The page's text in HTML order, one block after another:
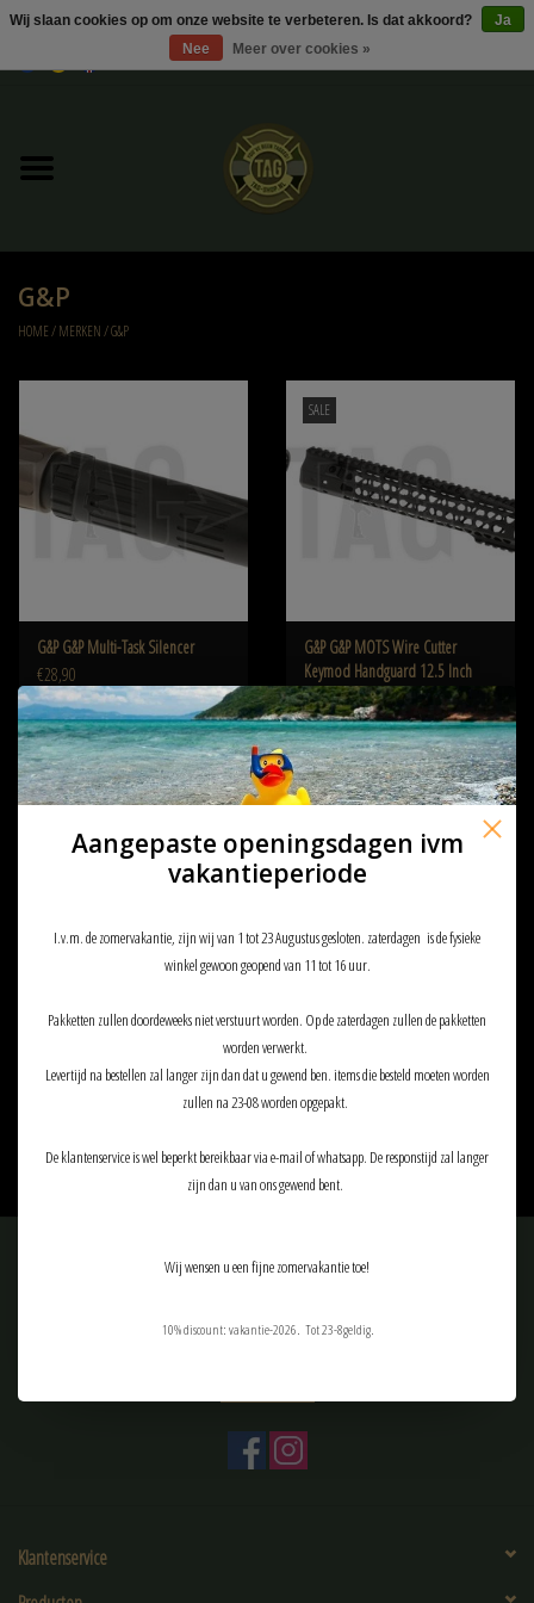
UItverkoop
Kleding
Ammo
Replica Parts
Diverse
G&P
HOME/MERKEN/G&P
G&P G&P Multi-Task Silencer
€28,90
SALE
G&P G&P MOTS Wire Cutter
Keymod Handguard 12.5 Inch
€129,90 €99,90
G&P G&P MOTS Keymod
€112,90
G&P G&P MOTS Keymod
Handguard 12.5 Inch
€126,90
Meld je aan voor onze nieuwsbrief:
Klantenservice
Wij slaan cookies op om onze website te verbeteren. Is dat akkoord?
Ja
Nee
Meer over cookies »
Aangepaste openingsdagen ivm
vakantieperiode
I.v.m. de zomervakantie, zijn wij van 1 tot 23 Augustus gesloten. zaterdagen is de fysieke
winkel gewoon geopend van 11 tot 16 uur.
Pakketten zullen doordeweeks niet verstuurt worden. Op de zaterdagen zullen de pakketten
worden verwerkt.
Levertijd na bestellen zal langer zijn dan dat u gewend ben. items die besteld moeten worden
zullen na 23-08 worden opgepakt.
De klantenservice is wel beperkt bereikbaar via e-mail of whatsapp. De responstijd zal langer
zijn dan u van ons gewend bent.
Wij wensen u een fijne zomervakantie toe!
10% discount: vakantie-2026. Tot 23-8geldig.